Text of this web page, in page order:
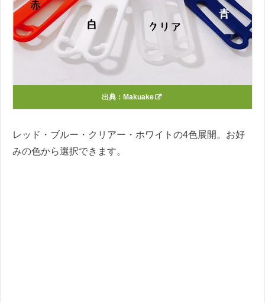
出典： Makuake
レッド・ブルー・クリアー・ホワイトの4色展開。お好
みの色から選択できます。